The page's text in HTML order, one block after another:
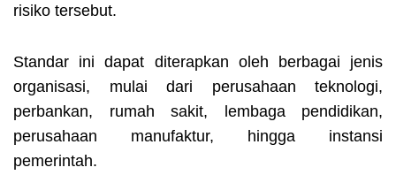
risiko tersebut.
Standar ini dapat diterapkan oleh berbagai jenis
organisasi, mulai dari perusahaan teknologi,
perbankan, rumah sakit, lembaga pendidikan,
perusahaan manufaktur, hingga instansi
pemerintah.